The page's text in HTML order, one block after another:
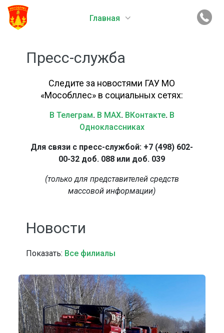
Главная
Пресс-служба
Следите за новостями ГАУ МО
«Мособллес» в социальных сетях:
В Телеграм. В MAX. ВКонтакте. В
Одноклассниках
Для связи с пресс-службой: +7 (498) 602-
00-32 доб. 088 или доб. 039
(только для представителей средств
массовой информации)
Новости
Показать: Все филиалы